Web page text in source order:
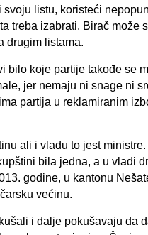
svoju listu, koristeći
treba izabrati. Birač može
drugim listama.
bilo koje partije takođe se
jer nemaju ni snage ni
partija u reklamiranim
ali i vladu to jest
bila jedna, a u vladi
godine, u kantonu
većinu.
i dalje pokušavaju da